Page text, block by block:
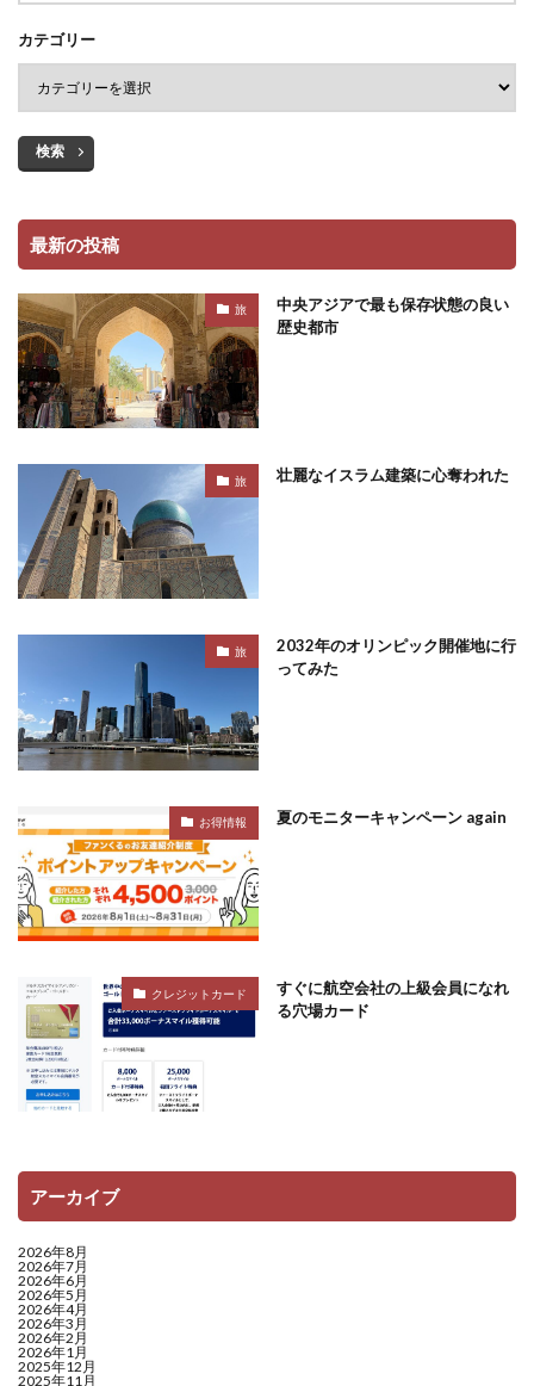
カテゴリー
検索
最新の投稿
旅
中央アジアで最も保存状態の良い
歴史都市
旅 壮麗なイスラム建築に心奪われた
旅
2032年のオリンピック開催地に行
ってみた
お得情報 夏のモニターキャンペーン again
クレジットカード
すぐに航空会社の上級会員になれ
る穴場カード
アーカイブ
2026年8月
2026年7月
2026年6月
2026年5月
2026年4月
2026年3月
2026年2月
2026年1月
2025年12月
2025年11月